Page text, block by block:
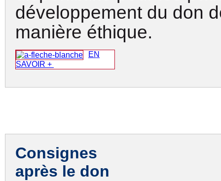
développement du don
manière éthique.
EN
SAVOIR +
Consignes
après le don